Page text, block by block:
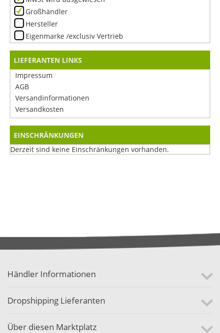
Großhändler
Hersteller
Eigenmarke /exclusiv Vertrieb
LIEFERANTEN LINKS
Impressum
AGB
Versandinformationen
Versandkosten
EINSCHRÄNKUNGEN
Derzeit sind keine Einschränkungen vorhanden.
Händler Informationen
Dropshipping Lieferanten
Über diesen Marktplatz